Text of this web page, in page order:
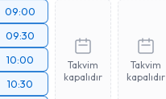
09:00
09:30
10:00
10:30
Takvim
kapalıdır
Takvim
kapalıdır